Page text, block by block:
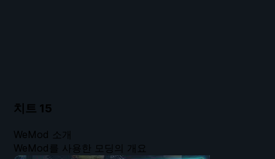
치트 15
WeMod 소개
WeMod를 사용한 모딩의 개요